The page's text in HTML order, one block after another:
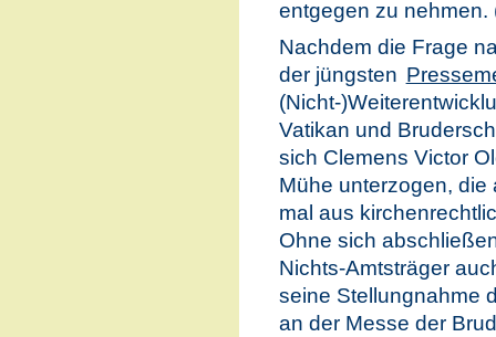
entgegen zu nehmen.
Nachdem die Frage
der jüngsten
(Nicht-
Vatikan und
sich Clemens Victor
Mühe unterzogen, die
mal aus
Ohne sich
Nichts-Amtsträger
seine Stellungnahme
an der Messe der